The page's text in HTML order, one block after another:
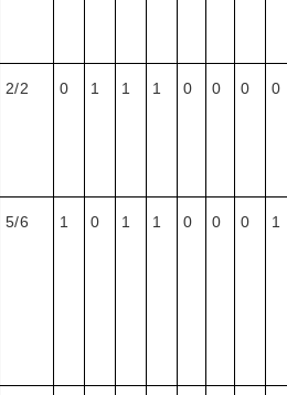
2/2 0 1 1 1 0 0 0 0
5/6 1 0 1 1 0 0 0 1